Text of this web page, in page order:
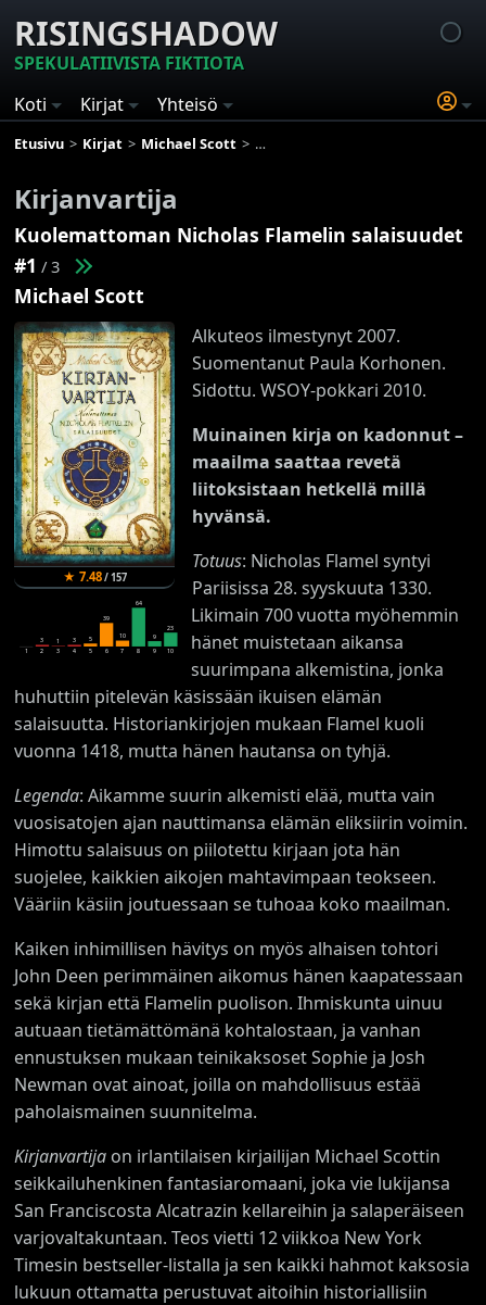
RISINGSHADOW
SPEKULATIIVISTA FIKTIOTA
Koti
Kirjat Yhteisö
Etusivu Kirjat Michael Scott Kuolemattoman Nicholas
Kirjanvartija
Kuolemattoman Nicholas Flamelin salaisuudet
#1 / 3
Michael Scott
★ 7.48/157
1
3
2
1
3
3
4
5
5
39
6
10
7
64
8
9
9
23
10
Alkuteos ilmestynyt 2007.
Suomentanut Paula Korhonen.
Sidottu. WSOY-pokkari 2010.
Muinainen kirja on kadonnut –
maailma saattaa revetä
liitoksistaan hetkellä millä
hyvänsä.
Totuus: Nicholas Flamel syntyi
Pariisissa 28. syyskuuta 1330.
Likimain 700 vuotta myöhemmin
hänet muistetaan aikansa
suurimpana alkemistina, jonka
huhuttiin pitelevän käsissään ikuisen elämän
salaisuutta. Historiankirjojen mukaan Flamel kuoli
vuonna 1418, mutta hänen hautansa on tyhjä.
Legenda: Aikamme suurin alkemisti elää, mutta vain
vuosisatojen ajan nauttimansa elämän eliksiirin voimin.
Himottu salaisuus on piilotettu kirjaan jota hän
suojelee, kaikkien aikojen mahtavimpaan teokseen.
Vääriin käsiin joutuessaan se tuhoaa koko maailman.
Kaiken inhimillisen hävitys on myös alhaisen tohtori
John Deen perimmäinen aikomus hänen kaapatessaan
sekä kirjan että Flamelin puolison. Ihmiskunta uinuu
autuaan tietämättömänä kohtalostaan, ja vanhan
ennustuksen mukaan teinikaksoset Sophie ja Josh
Newman ovat ainoat, joilla on mahdollisuus estää
paholaismainen suunnitelma.
Kirjanvartija on irlantilaisen kirjailijan Michael Scottin
seikkailuhenkinen fantasiaromaani, joka vie lukijansa
San Franciscosta Alcatrazin kellareihin ja salaperäiseen
varjovaltakuntaan. Teos vietti 12 viikkoa New York
Timesin bestseller-listalla ja sen kaikki hahmot kaksosia
lukuun ottamatta perustuvat aitoihin historiallisiin